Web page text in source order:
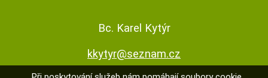
Bc. Karel Kytýr
kkytyr@seznam.cz